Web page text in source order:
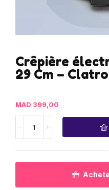
Crêpière
29 Cm –
MAD 399,00